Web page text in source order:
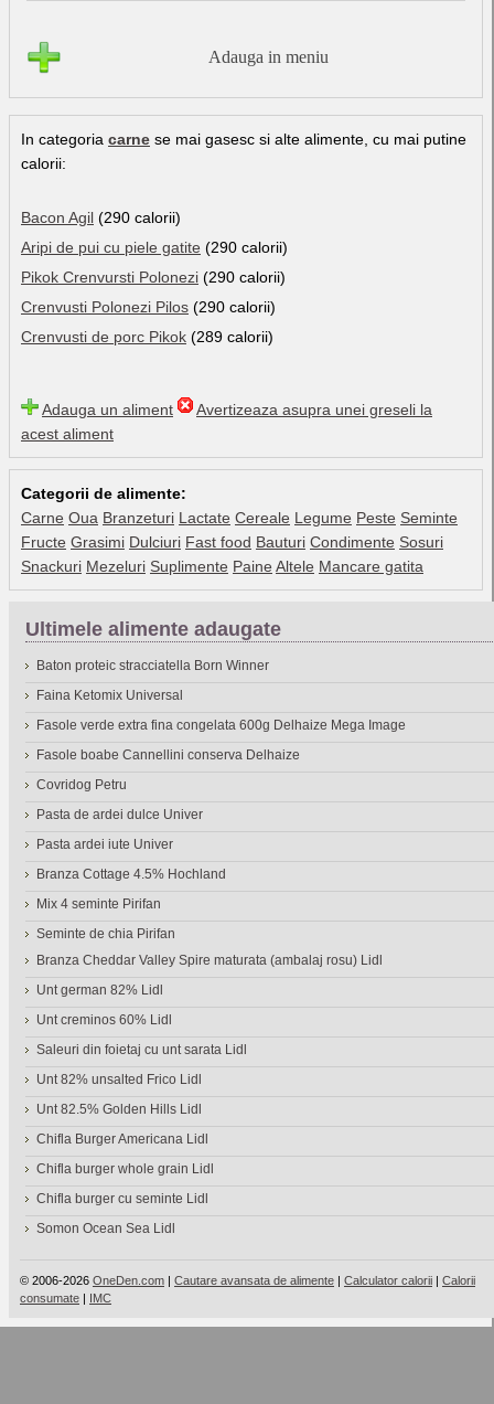
Adauga in meniu
In categoria carne se mai gasesc si alte alimente, cu mai putine
calorii:
Bacon Agil (290 calorii)
Aripi de pui cu piele gatite (290 calorii)
Pikok Crenvursti Polonezi (290 calorii)
Crenvusti Polonezi Pilos (290 calorii)
Crenvusti de porc Pikok (289 calorii)
Adauga un aliment
Avertizeaza asupra unei greseli la
acest aliment
Categorii de alimente:
Carne Oua Branzeturi Lactate Cereale Legume Peste Seminte
Fructe Grasimi Dulciuri Fast food Bauturi Condimente Sosuri
Snackuri Mezeluri Suplimente Paine Altele Mancare gatita
Ultimele alimente adaugate
Baton proteic stracciatella Born Winner
Faina Ketomix Universal
Fasole verde extra fina congelata 600g Delhaize Mega Image
Fasole boabe Cannellini conserva Delhaize
Covridog Petru
Pasta de ardei dulce Univer
Pasta ardei iute Univer
Branza Cottage 4.5% Hochland
Mix 4 seminte Pirifan
Seminte de chia Pirifan
Branza Cheddar Valley Spire maturata (ambalaj rosu) Lidl
Unt german 82% Lidl
Unt creminos 60% Lidl
Saleuri din foietaj cu unt sarata Lidl
Unt 82% unsalted Frico Lidl
Unt 82.5% Golden Hills Lidl
Chifla Burger Americana Lidl
Chifla burger whole grain Lidl
Chifla burger cu seminte Lidl
Somon Ocean Sea Lidl
© 2006-2026 OneDen.com | Cautare avansata de alimente | Calculator calorii | Calorii
consumate | IMC